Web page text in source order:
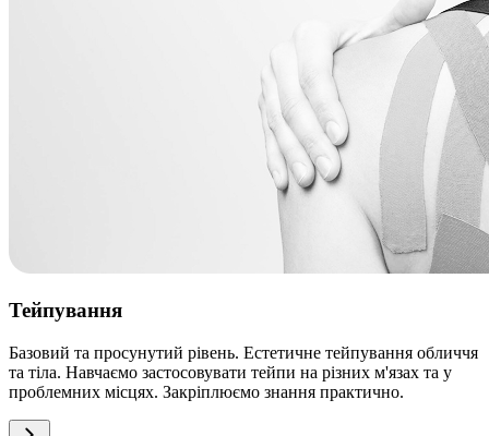
Тейпування
Базовий та просунутий рівень. Естетичне тейпування обличчя
та тіла. Навчаємо застосовувати тейпи на різних м'язах та у
проблемних місцях. Закріплюємо знання практично.